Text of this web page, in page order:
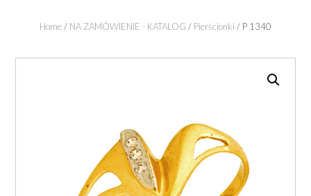
Home/ NA ZAMÓWIENIE - KATALOG / Pierścionki / P 1340